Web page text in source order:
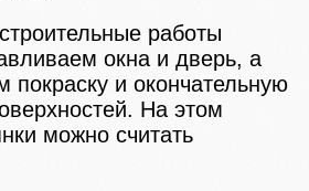
работы
окна и дверь, а
покраску и окончательную
На этом
можно считать